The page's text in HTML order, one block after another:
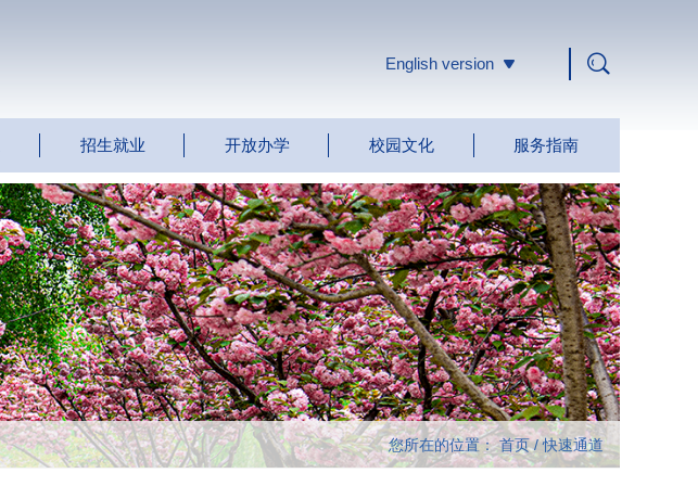
English version
招生就业 开放办学 校园文化 服务指南
您所在的位置：首页/快速通道